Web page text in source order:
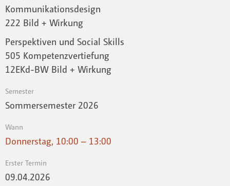
Kommunikationsdesign
222 Bild + Wirkung
Perspektiven und Social Skills
505 Kompetenzvertiefung
12EKd-BW Bild + Wirkung
Semester
Sommersemester 2026
Wann
Donnerstag, 10:00 – 13:00
Erster Termin
09.04.2026